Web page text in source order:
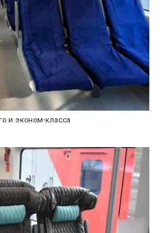
и эконом-класса